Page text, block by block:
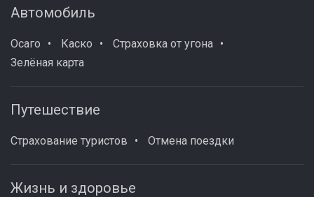
Автомобиль
Осаго Каско
Страховка от угона
Зелёная карта
Путешествие
Страхование туристов Отмена поездки
Жизнь и здоровье